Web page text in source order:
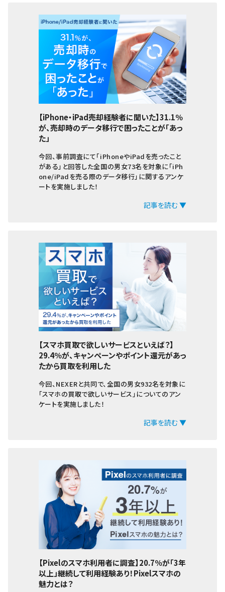
【iPhone・iPad売却経験者に聞いた】31.1％
が、売却時のデータ移行で困ったことが「あっ
た」
今回、事前調査にて「iPhoneやiPadを売ったこと
がある」と回答した全国の男女73名を対象に「iPh
one/iPadを売る際のデータ移行」に関するアンケ
ートを実施しました！
記事を読む ▼
【スマホ買取で欲しいサービスといえば？】
29.4％が、キャンペーンやポイント還元があっ
たから買取を利用した
今回、NEXERと共同で、全国の男女932名を対象に
「スマホの買取で欲しいサービス」についてのアン
ケートを実施しました！
記事を読む ▼
【Pixelのスマホ利用者に調査】20.7％が「3年
以上」継続して利用経験あり！Pixelスマホの
魅力とは？